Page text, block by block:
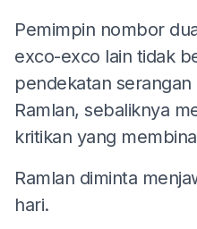
Pemimpin nombor
exco-exco lain tidak
pendekatan
Ramlan, sebaliknya
kritikan yang
Ramlan diminta
hari.